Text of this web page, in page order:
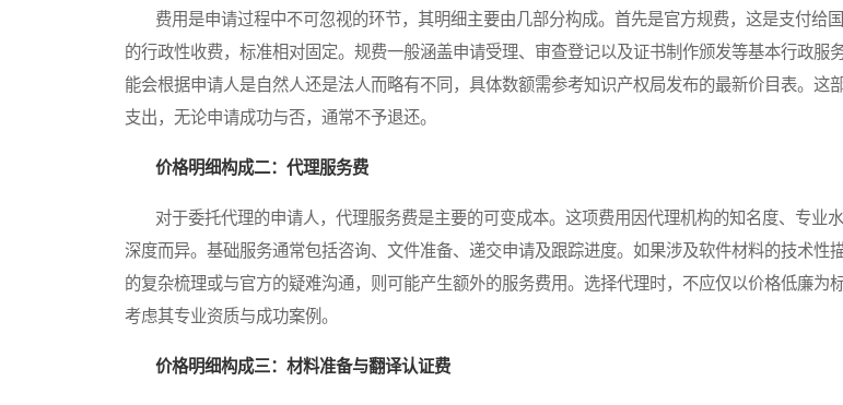
费用是申请过程中不可忽视的环节，其明细主要由几部分构成。首先是官方规费，这是支付给
的行政性收费，标准相对固定。规费一般涵盖申请受理、审查登记以及证书制作颁发等基本行政服
能会根据申请人是自然人还是法人而略有不同，具体数额需参考知识产权局发布的最新价目表。这
支出，无论申请成功与否，通常不予退还。
价格明细构成二：代理服务费
对于委托代理的申请人，代理服务费是主要的可变成本。这项费用因代理机构的知名度、专业
深度而异。基础服务通常包括咨询、文件准备、递交申请及跟踪进度。如果涉及软件材料的技术性
的复杂梳理或与官方的疑难沟通，则可能产生额外的服务费用。选择代理时，不应仅以价格低廉为
考虑其专业资质与成功案例。
价格明细构成三：材料准备与翻译认证费